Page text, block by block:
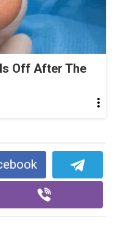
Off After The